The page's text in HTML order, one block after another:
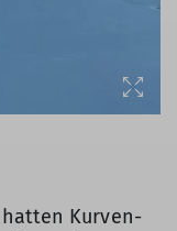
Kurven-